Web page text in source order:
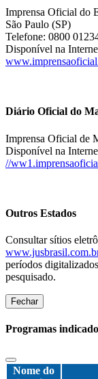
Imprensa Oficial do
São Paulo (SP)
Telefone: 0800
Disponível na
Diário Oficial do
Imprensa Oficial de
Disponível na
//
Outros Estados
Consultar sítios
períodos
pesquisado.
Fechar
Programas
Nome do